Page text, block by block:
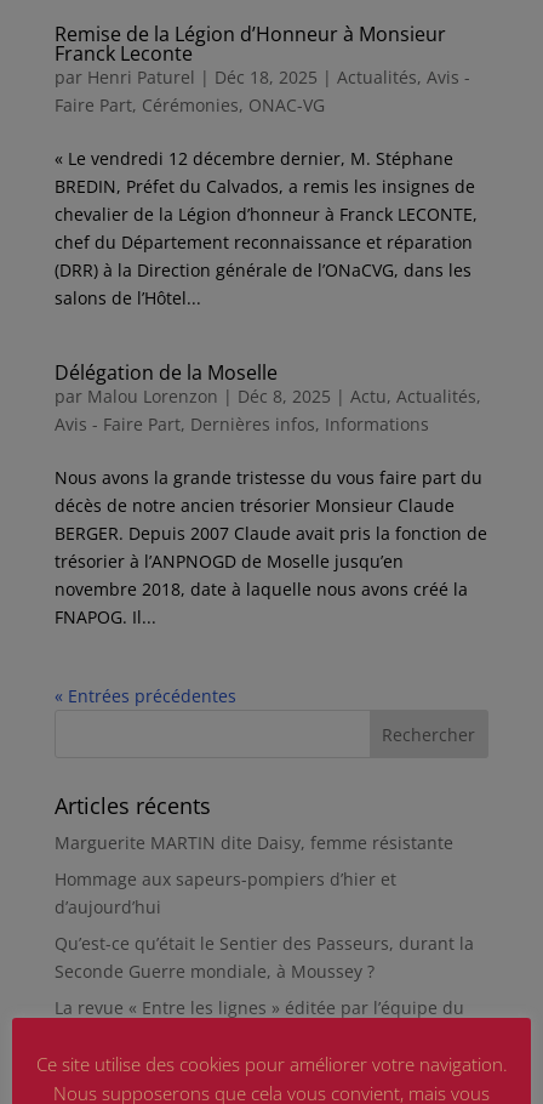
Remise de la Légion d’Honneur à Monsieur
Franck Leconte
par Henri Paturel | Déc 18, 2025 | Actualités, Avis -
Faire Part, Cérémonies, ONAC-VG
« Le vendredi 12 décembre dernier, M. Stéphane
BREDIN, Préfet du Calvados, a remis les insignes de
chevalier de la Légion d’honneur à Franck LECONTE,
chef du Département reconnaissance et réparation
(DRR) à la Direction générale de l’ONaCVG, dans les
salons de l’Hôtel...
Délégation de la Moselle
par Malou Lorenzon | Déc 8, 2025 | Actu, Actualités,
Avis - Faire Part, Dernières infos, Informations
Nous avons la grande tristesse du vous faire part du
décès de notre ancien trésorier Monsieur Claude
BERGER. Depuis 2007 Claude avait pris la fonction de
trésorier à l’ANPNOGD de Moselle jusqu’en
novembre 2018, date à laquelle nous avons créé la
FNAPOG. Il...
« Entrées précédentes
Articles récents
Marguerite MARTIN dite Daisy, femme résistante
Hommage aux sapeurs-pompiers d’hier et
d’aujourd’hui
Qu’est-ce qu’était le Sentier des Passeurs, durant la
Seconde Guerre mondiale, à Moussey ?
La revue « Entre les lignes » éditée par l’équipe du
HIROSHIMA
Ce site utilise des cookies pour améliorer votre navigation.
Nous supposerons que cela vous convient, mais vous